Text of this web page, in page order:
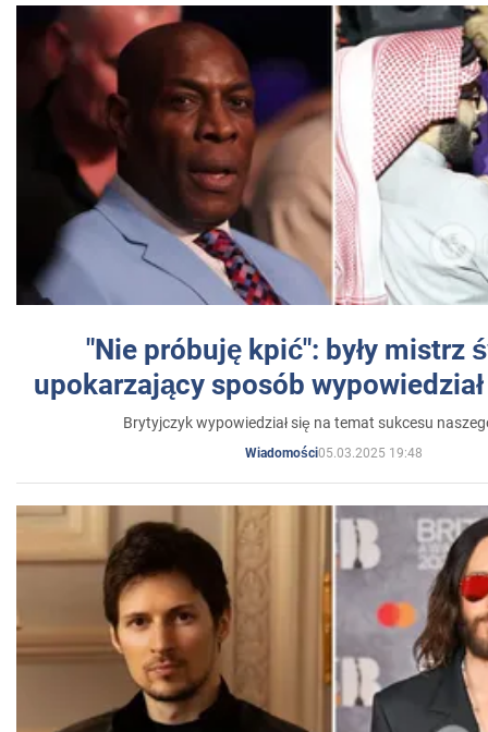
"Nie próbuję kpić": były mistrz
upokarzający sposób
Brytyjczyk wypowiedział się na temat sukcesu
Wiadomości05.03.2025 19:48